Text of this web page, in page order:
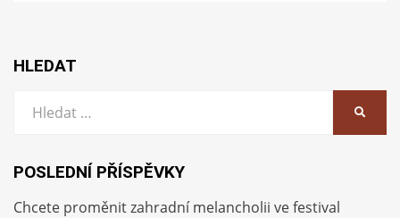
HLEDAT
POSLEDNÍ PŘÍSPĚVKY
Chcete proměnit zahradní melancholii ve festival